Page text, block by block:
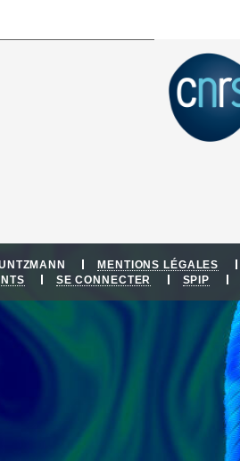
MENTIONS LÉGALES
SE CONNECTER SPIP